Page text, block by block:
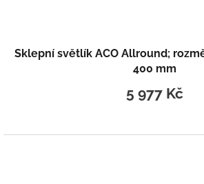
Sklepní světlík ACO Allround;
400 mm
5 977 Kč